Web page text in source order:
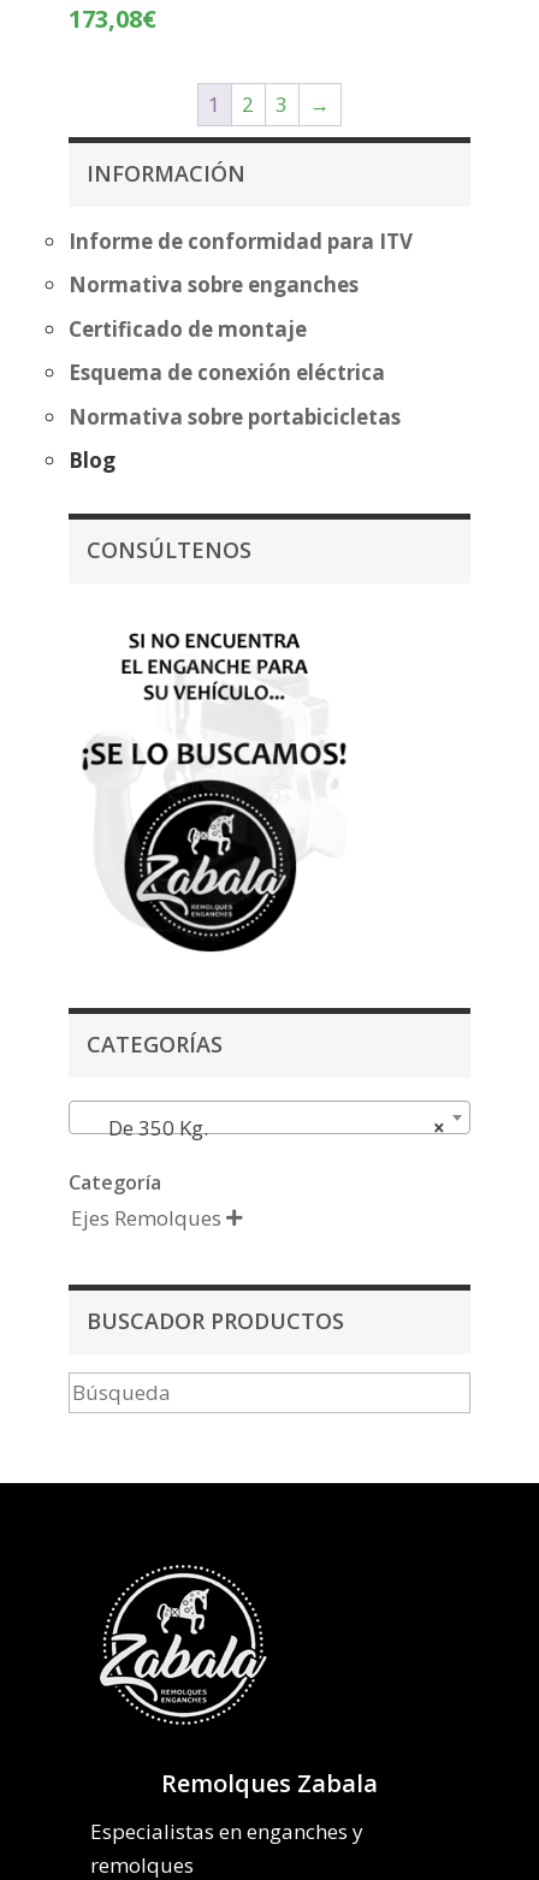
173,08€
1 2 3 →
INFORMACIÓN
Informe de conformidad para ITV
Normativa sobre enganches
Certificado de montaje
Esquema de conexión eléctrica
Normativa sobre portabicicletas
Blog
CONSÚLTENOS
CATEGORÍAS
×
De 350 Kg.
Categoría
Ejes Remolques 
BUSCADOR PRODUCTOS
Remolques Zabala
Especialistas en enganches y
remolques